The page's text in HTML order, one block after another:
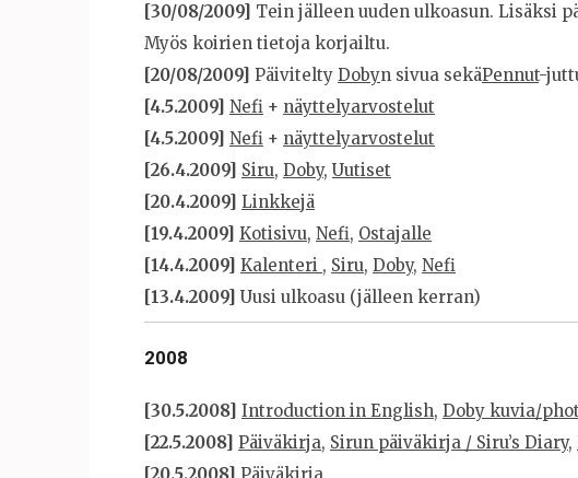
[30/08/2009] Tein jälleen uuden ulkoasun. Lisäksi
Myös koirien tietoja korjailtu.
[20/08/2009] Päivitelty Dobyn sivua sekäPennut-
[4.5.2009] Nefi + näyttelyarvostelut
[4.5.2009] Nefi + näyttelyarvostelut
[26.4.2009] Siru, Doby, Uutiset
[20.4.2009] Linkkejä
[19.4.2009] Kotisivu, Nefi, Ostajalle
[14.4.2009] Kalenteri , Siru, Doby, Nefi
[13.4.2009] Uusi ulkoasu (jälleen kerran)
2008
[30.5.2008] Introduction in English, Doby kuvia/
[22.5.2008] Päiväkirja, Sirun päiväkirja / Siru’s Diary,